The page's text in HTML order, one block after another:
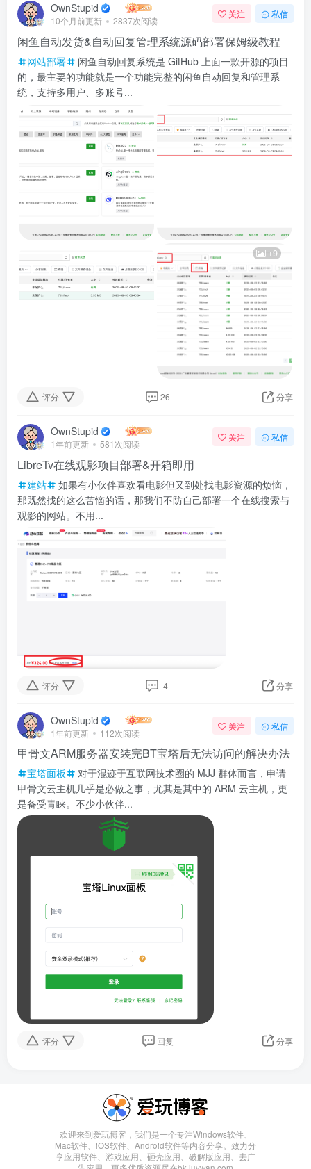
OwnStupid
10个月前更新 2837次阅读
关注 私信
闲鱼自动发货&自动回复管理系统源码部署保姆级教程
网站部署
闲鱼自动回复系统是 GitHub 上面一款开源的项目
的，最主要的功能就是一个功能完整的闲鱼自动回复和管理系
统，支持多用户、多账号...
+9
评分 26 分享
OwnStupid
1年前更新 581次阅读
关注 私信
LibreTv在线观影项目部署&开箱即用
建站
如果有小伙伴喜欢看电影但又到处找电影资源的烦恼，
那既然找的这么苦恼的话，那我们不防自己部署一个在线搜索与
观影的网站。不用...
评分 4 分享
OwnStupid
1年前更新 112次阅读
关注 私信
甲骨文ARM服务器安装完BT宝塔后无法访问的解决办法
宝塔面板
对于混迹于互联网技术圈的 MJJ 群体而言，申请
甲骨文云主机几乎是必做之事，尤其是其中的 ARM 云主机，更
是备受青睐。不少小伙伴...
评分 回复 分享
欢迎来到爱玩博客，我们是一个专注Windows软件、
Mac软件、iOS软件、Android软件等内容分享。致力分
享应用软件、游戏应用、砸壳应用、破解版应用、去广